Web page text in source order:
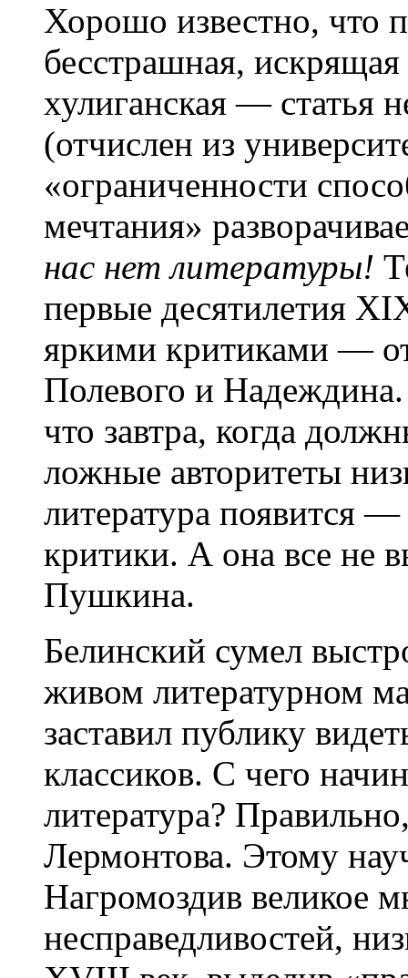
Хорошо известно, что
бесстрашная,
хулиганская — статья
(отчислен из
«ограниченности
мечтания»
нас нет литературы!
первые десятилетия
яркими критиками —
Полевого и
что завтра, когда
ложные авторитеты
литература появится
критики. А она все не
Пушкина.
Белинский сумел
живом литературном
заставил публику
классиков. С чего
литература?
Лермонтова. Этому
Нагромоздив великое
несправедливостей,